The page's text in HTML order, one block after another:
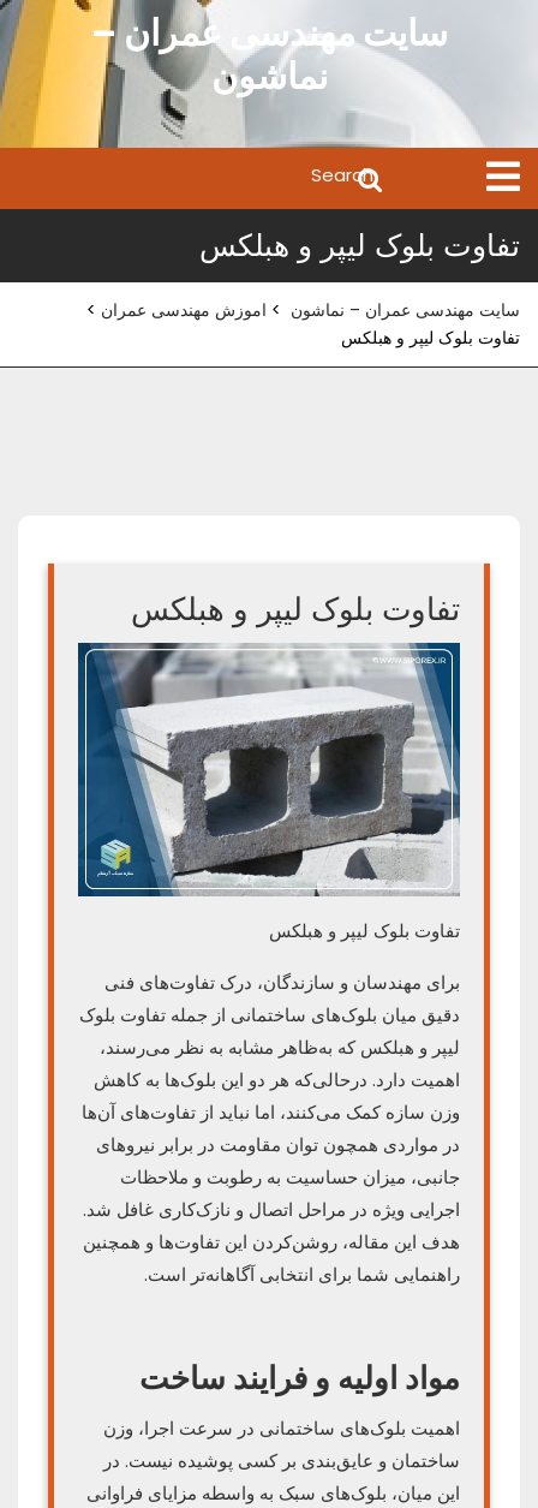
سایت مهندسی عمران –
نماشون
Open
Menu
for:
تفاوت بلوک لیپر و هبلکس
سایت مهندسی عمران – نماشون > اموزش مهندسی عمران >
تفاوت بلوک لیپر و هبلکس
تفاوت بلوک لیپر و هبلکس
تفاوت بلوک لیپر و هبلکس
برای مهندسان و سازندگان، درک تفاوت‌های فنی
دقیق میان بلوک‌های ساختمانی از جمله تفاوت بلوک
لیپر و هبلکس که به‌ظاهر مشابه به نظر می‌رسند،
اهمیت دارد. درحالی‌که هر دو این بلوک‌ها به کاهش
وزن سازه کمک می‌کنند، اما نباید از تفاوت‌های آن‌ها
در مواردی همچون توان مقاومت در برابر نیروهای
جانبی، میزان حساسیت به رطوبت و ملاحظات
اجرایی ویژه در مراحل اتصال و نازک‌کاری غافل شد.
هدف این مقاله، روشن‌کردن این تفاوت‌ها و همچنین
راهنمایی شما برای انتخابی آگاهانه‌تر است.
مواد اولیه و فرایند ساخت
اهمیت بلوک‌های ساختمانی در سرعت اجرا، وزن
ساختمان و عایق‌بندی بر کسی پوشیده نیست. در
این میان، بلوک‌های سبک به واسطه مزایای فراوانی